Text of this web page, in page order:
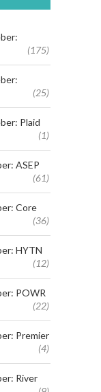
(175)
(25)
Plaid
(1)
ASEP
(61)
Core
(36)
HYTN
(12)
POWR
(22)
Premier
(4)
River